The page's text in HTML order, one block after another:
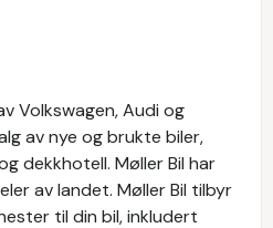
Volkswagen, Audi og
av nye og brukte biler,
dekkhotell. Møller Bil har
av landet. Møller Bil tilbyr
til din bil, inkludert